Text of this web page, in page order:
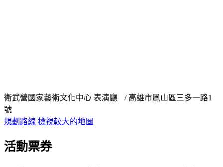
衛武營國家藝術文化中心 表演廳 / 高雄市鳳山區三多一路1
號
規劃路線 檢視較大的地圖
活動票券